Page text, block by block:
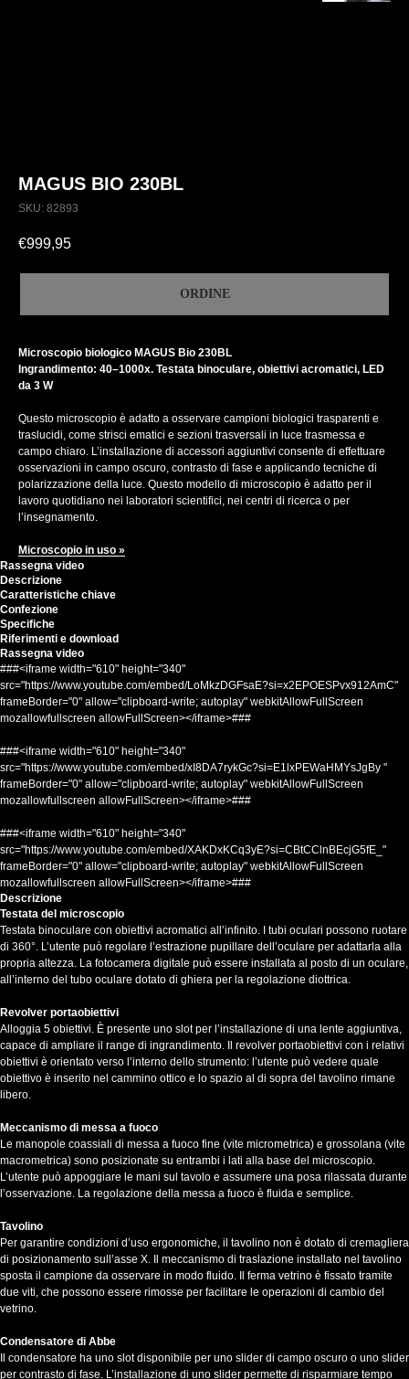
MAGUS BIO 230BL
SKU: 82893
€999,95
ORDINE
Microscopio biologico MAGUS Bio 230BL
Ingrandimento: 40–1000x. Testata binoculare, obiettivi acromatici, LED
da 3 W
Questo microscopio è adatto a osservare campioni biologici trasparenti e
traslucidi, come strisci ematici e sezioni trasversali in luce trasmessa e
campo chiaro. L’installazione di accessori aggiuntivi consente di effettuare
osservazioni in campo oscuro, contrasto di fase e applicando tecniche di
polarizzazione della luce. Questo modello di microscopio è adatto per il
lavoro quotidiano nei laboratori scientifici, nei centri di ricerca o per
l’insegnamento.
Microscopio in uso »
Rassegna video
Descrizione
Caratteristiche chiave
Confezione
Specifiche
Riferimenti e download
Rassegna video
###<iframe width="610" height="340"
src="https://www.youtube.com/embed/LoMkzDGFsaE?si=x2EPOESPvx912AmC"
frameBorder="0" allow="clipboard-write; autoplay" webkitAllowFullScreen
mozallowfullscreen allowFullScreen></iframe>###
###<iframe width="610" height="340"
src="https://www.youtube.com/embed/xI8DA7rykGc?si=E1lxPEWaHMYsJgBy "
frameBorder="0" allow="clipboard-write; autoplay" webkitAllowFullScreen
mozallowfullscreen allowFullScreen></iframe>###
###<iframe width="610" height="340"
src="https://www.youtube.com/embed/XAKDxKCq3yE?si=CBtCClnBEcjG5fE_"
frameBorder="0" allow="clipboard-write; autoplay" webkitAllowFullScreen
mozallowfullscreen allowFullScreen></iframe>###
Descrizione
Testata del microscopio
Testata binoculare con obiettivi acromatici all’infinito. I tubi oculari possono ruotare
di 360°. L’utente può regolare l’estrazione pupillare dell’oculare per adattarla alla
propria altezza. La fotocamera digitale può essere installata al posto di un oculare,
all’interno del tubo oculare dotato di ghiera per la regolazione diottrica.
Revolver portaobiettivi
Alloggia 5 obiettivi. È presente uno slot per l’installazione di una lente aggiuntiva,
capace di ampliare il range di ingrandimento. Il revolver portaobiettivi con i relativi
obiettivi è orientato verso l’interno dello strumento: l’utente può vedere quale
obiettivo è inserito nel cammino ottico e lo spazio al di sopra del tavolino rimane
libero.
Meccanismo di messa a fuoco
Le manopole coassiali di messa a fuoco fine (vite micrometrica) e grossolana (vite
macrometrica) sono posizionate su entrambi i lati alla base del microscopio.
L’utente può appoggiare le mani sul tavolo e assumere una posa rilassata durante
l’osservazione. La regolazione della messa a fuoco è fluida e semplice.
Tavolino
Per garantire condizioni d’uso ergonomiche, il tavolino non è dotato di cremagliera
di posizionamento sull’asse X. Il meccanismo di traslazione installato nel tavolino
sposta il campione da osservare in modo fluido. Il ferma vetrino è fissato tramite
due viti, che possono essere rimosse per facilitare le operazioni di cambio del
vetrino.
Condensatore di Abbe
Il condensatore ha uno slot disponibile per uno slider di campo oscuro o uno slider
per contrasto di fase. L’installazione di uno slider permette di risparmiare tempo